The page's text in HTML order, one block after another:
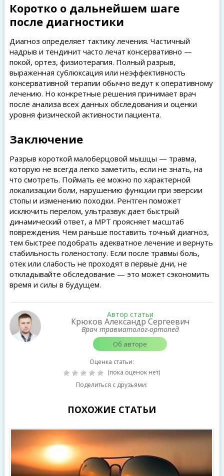
Коротко о дальнейшем шаге
после диагностики
Диагноз определяет тактику лечения. Частичный
надрыв и тендинит часто лечат консервативно —
покой, ортез, физиотерапия. Полный разрыв,
выраженная сублюксация или неэффективность
консервативной терапии обычно ведут к оперативному
лечению. Но конкретные решения принимает врач
после анализа всех данных обследования и оценки
уровня физической активности пациента.
Заключение
Разрыв короткой малоберцовой мышцы — травма,
которую не всегда легко заметить, если не знать, на
что смотреть. Поймать ее можно по характерной
локализации боли, нарушению функции при эверсии
стопы и изменению походки. Рентген поможет
исключить перелом, ультразвук дает быстрый
динамический ответ, а МРТ проясняет масштаб
повреждения. Чем раньше поставить точный диагноз,
тем быстрее подобрать адекватное лечение и вернуть
стабильность голеностопу. Если после травмы боль,
отек или слабость не проходят в первые дни, не
откладывайте обследование — это может сэкономить
время и силы в будущем.
Автор статьи
Крюков Александр Сергеевич
Врач травматолог-ортопед
Об авторе
Оценка статьи:
(пока оценок нет)
Поделиться с друзьями:
ПОХОЖИЕ СТАТЬИ